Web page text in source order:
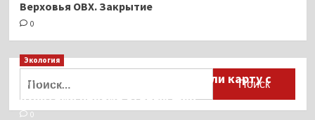
Верховья ОВХ. Закрытие
0
Экология
Для автомобилистов разработали карту с
пунктами приёма старых шин
0